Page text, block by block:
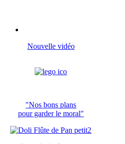
Nouvelle vidéo
"Nos bons plans
pour garder le moral"